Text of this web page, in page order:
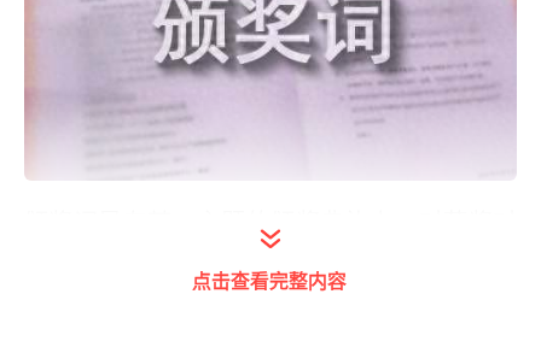
颁奖词是在某一主题的颁奖典礼上，对获奖对
宣读颁奖词的方式，可以让大众了解获奖对象
点击查看完整内容